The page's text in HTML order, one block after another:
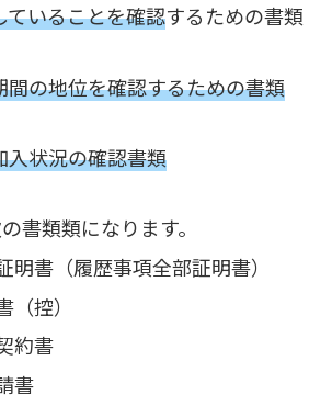
いることを確認するための書類
間の地位を確認するための書類
入状況の確認書類
書類類になります。
明書（履歴事項全部証明書）
（控）
約書
書